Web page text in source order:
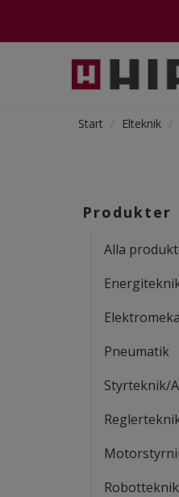
Start Elteknik
Produkter
Alla
Pneumatik
Styrteknik/
Robotteknik